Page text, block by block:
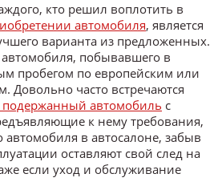
кто решил воплотить в
автомобиля, является
варианта из предложенных.
побывавшего в
пробегом по европейским или
Довольно часто встречаются
подержанный автомобиль с
к нему требования,
автомобиля в автосалоне, забыв
оставляют свой след на
если уход и обслуживание